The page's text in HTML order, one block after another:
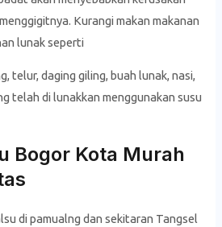
Kurangi makan makanan
lunak seperti
telur, daging giling, buah lunak, nasi,
telah di lunakkan menggunakan susu
Bogor Kota Murah
di pamualng dan sekitaran Tangsel